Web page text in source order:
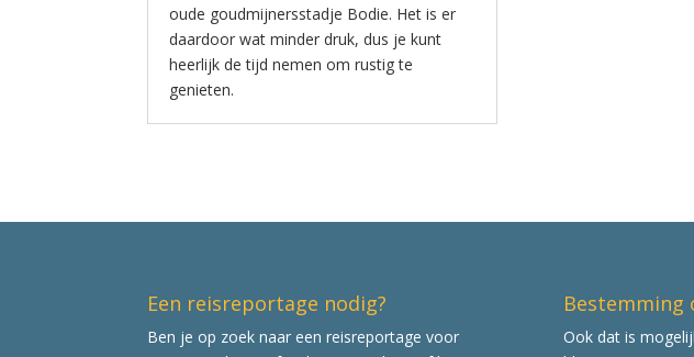
oude goudmijnersstadje Bodie. Het is er
daardoor wat minder druk, dus je kunt
heerlijk de tijd nemen om rustig te
genieten.
Een reisreportage nodig?
Ben je op zoek naar een reisreportage voor
Bestemming
Ook dat is